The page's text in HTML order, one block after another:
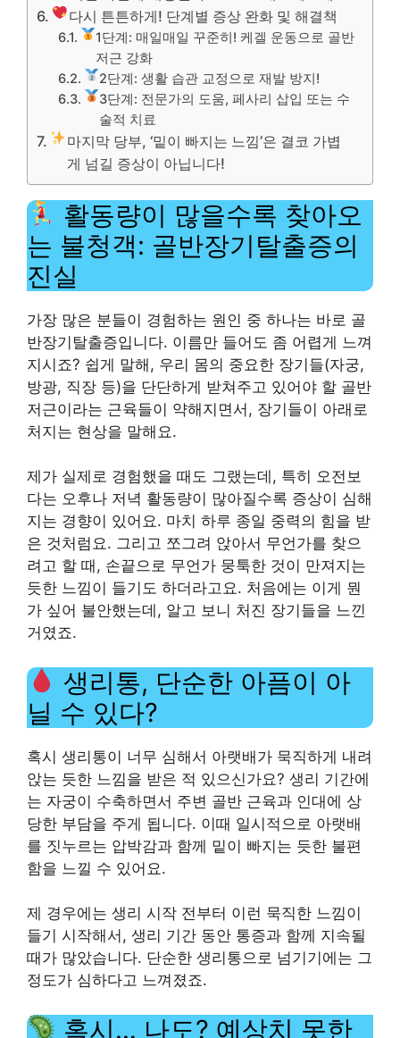
다시 튼튼하게! 단계별 증상 완화 및 해결책
1단계: 매일매일 꾸준히! 케겔 운동으로 골반
저근 강화
2단계: 생활 습관 교정으로 재발 방지!
3단계: 전문가의 도움, 페사리 삽입 또는 수
술적 치료
마지막 당부, ‘밑이 빠지는 느낌’은 결코 가볍
게 넘길 증상이 아닙니다!
활동량이 많을수록 찾아오
는 불청객: 골반장기탈출증의
진실
가장 많은 분들이 경험하는 원인 중 하나는 바로 골
반장기탈출증입니다. 이름만 들어도 좀 어렵게 느껴
지시죠? 쉽게 말해, 우리 몸의 중요한 장기들(자궁,
방광, 직장 등)을 단단하게 받쳐주고 있어야 할 골반
저근이라는 근육들이 약해지면서, 장기들이 아래로
처지는 현상을 말해요.
제가 실제로 경험했을 때도 그랬는데, 특히 오전보
다는 오후나 저녁 활동량이 많아질수록 증상이 심해
지는 경향이 있어요. 마치 하루 종일 중력의 힘을 받
은 것처럼요. 그리고 쪼그려 앉아서 무언가를 찾으
려고 할 때, 손끝으로 무언가 뭉툭한 것이 만져지는
듯한 느낌이 들기도 하더라고요. 처음에는 이게 뭔
가 싶어 불안했는데, 알고 보니 처진 장기들을 느낀
거였죠.
생리통, 단순한 아픔이 아
닐 수 있다?
혹시 생리통이 너무 심해서 아랫배가 묵직하게 내려
앉는 듯한 느낌을 받은 적 있으신가요? 생리 기간에
는 자궁이 수축하면서 주변 골반 근육과 인대에 상
당한 부담을 주게 됩니다. 이때 일시적으로 아랫배
를 짓누르는 압박감과 함께 밑이 빠지는 듯한 불편
함을 느낄 수 있어요.
제 경우에는 생리 시작 전부터 이런 묵직한 느낌이
들기 시작해서, 생리 기간 동안 통증과 함께 지속될
때가 많았습니다. 단순한 생리통으로 넘기기에는 그
정도가 심하다고 느껴졌죠.
혹시… 나도? 예상치 못한